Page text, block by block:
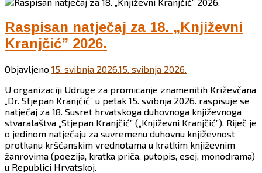
Raspisan natječaj za 18. „Književni
Kranjčić” 2026.
Objavljeno 15. svibnja 2026.15. svibnja 2026.
U organizaciji Udruge za promicanje znamenitih Križevčana
„Dr. Stjepan Kranjčić” u petak 15. svibnja 2026. raspisuje se
natječaj za 18. Susret hrvatskoga duhovnoga književnoga
stvaralaštva „Stjepan Kranjčić” („Književni Kranjčić”). Riječ je
o jedinom natječaju za suvremenu duhovnu književnost
protkanu kršćanskim vrednotama u kratkim književnim
žanrovima (poezija, kratka priča, putopis, esej, monodrama)
u Republici Hrvatskoj.